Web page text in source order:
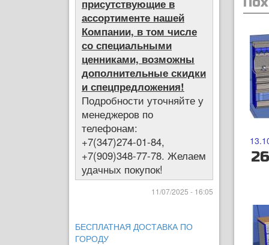
присутствующие в
ассортименте нашей
Компании, в том числе
со специальными
ценниками, возможны
дополнительные скидки
и спецпредложения!
Подробности уточняйте у
менеджеров по
телефонам:
+7(347)274-01-84,
+7(909)348-77-78. Желаем
удачных покупок!
11/07/2025 - 16:05
БЕСПЛАТНАЯ ДОСТАВКА ПО
ГОРОДУ